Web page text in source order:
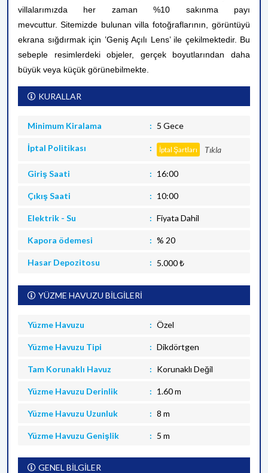
villalarımızda her zaman %10 sakınma payı
mevcuttur. Sitemizde bulunan villa fotoğraflarının, görüntüyü
ekrana sığdırmak için ’Geniş Açılı Lens’ ile çekilmektedir. Bu
sebeple resimlerdeki objeler, gerçek boyutlarından daha
büyük veya küçük görünebilmekte.
KURALLAR
Minimum Kiralama 5 Gece
İptal Politikası İptal Şartları Tıkla
Giriş Saati 16:00
Çıkış Saati 10:00
Elektrik - Su Fiyata Dahil
Kapora ödemesi % 20
Hasar Depozitosu 5.000 ₺
YÜZME HAVUZU BİLGİLERİ
Yüzme Havuzu Özel
Yüzme Havuzu Tipi Dikdörtgen
Tam Korunaklı Havuz Korunaklı Değil
Yüzme Havuzu Derinlik 1.60 m
Yüzme Havuzu Uzunluk 8 m
Yüzme Havuzu Genişlik 5 m
GENEL BİLGİLER